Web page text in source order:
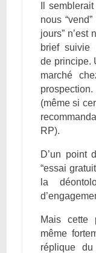
Il
nous
jours” n’est
brief suivie
de principe.
marché
(même si
RP).
D’un point
“essai
la
Mais cette
même
réplique